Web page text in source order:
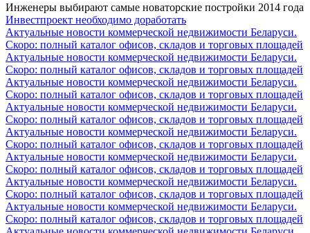
Инженеры выбирают самые новаторские постройки 2014 года
Инвестпроект необходимо доработать
Актуальные новости коммерческой недвижимости Беларуси.
Скоро: полный каталог офисов, складов и торговых площадей
Актуальные новости коммерческой недвижимости Беларуси.
Скоро: полный каталог офисов, складов и торговых площадей
Актуальные новости коммерческой недвижимости Беларуси.
Скоро: полный каталог офисов, складов и торговых площадей
Актуальные новости коммерческой недвижимости Беларуси.
Скоро: полный каталог офисов, складов и торговых площадей
Актуальные новости коммерческой недвижимости Беларуси.
Скоро: полный каталог офисов, складов и торговых площадей
Актуальные новости коммерческой недвижимости Беларуси.
Скоро: полный каталог офисов, складов и торговых площадей
Актуальные новости коммерческой недвижимости Беларуси.
Скоро: полный каталог офисов, складов и торговых площадей
Актуальные новости коммерческой недвижимости Беларуси.
Скоро: полный каталог офисов, складов и торговых площадей